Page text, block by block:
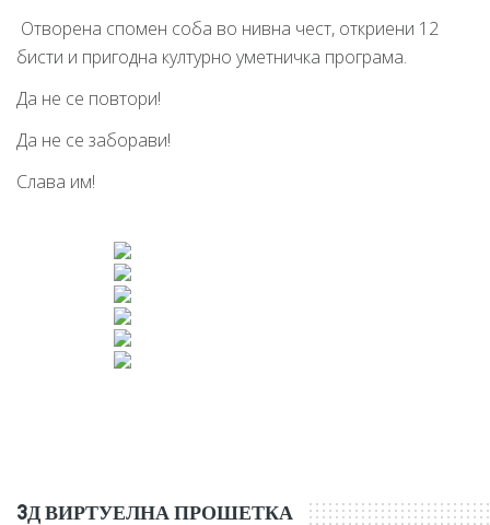
Отворена спомен соба во нивна чест, откриени 12
бисти и пригодна културно уметничка програма.
Да не се повтори!
Да не се заборави!
Слава им!
3Д ВИРТУЕЛНА ПРОШЕТКА